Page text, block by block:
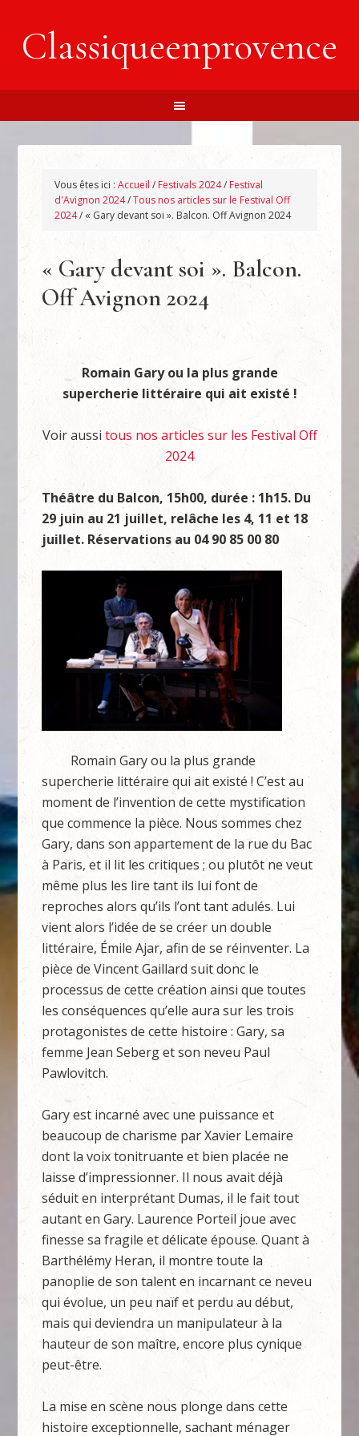
Classiqueenprovence
Vous êtes ici :Accueil / Festivals 2024/ Festival
d'Avignon 2024/Tous nos articles sur le Festival Off
2024/ « Gary devant soi ». Balcon. Off Avignon 2024
« Gary devant soi ». Balcon.
Off Avignon 2024
Romain Gary ou la plus grande
supercherie littéraire qui ait existé !
Voir aussi tous nos articles sur les Festival Off
2024
Théâtre du Balcon, 15h00, durée : 1h15. Du
29 juin au 21 juillet, relâche les 4, 11 et 18
juillet. Réservations au 04 90 85 00 80
Romain Gary ou la plus grande
supercherie littéraire qui ait existé ! C’est au
moment de l’invention de cette mystification
que commence la pièce. Nous sommes chez
Gary, dans son appartement de la rue du Bac
à Paris, et il lit les critiques ; ou plutôt ne veut
même plus les lire tant ils lui font de
reproches alors qu’ils l’ont tant adulés. Lui
vient alors l’idée de se créer un double
littéraire, Émile Ajar, afin de se réinventer. La
pièce de Vincent Gaillard suit donc le
processus de cette création ainsi que toutes
les conséquences qu’elle aura sur les trois
protagonistes de cette histoire : Gary, sa
femme Jean Seberg et son neveu Paul
Pawlovitch.
Gary est incarné avec une puissance et
beaucoup de charisme par Xavier Lemaire
dont la voix tonitruante et bien placée ne
laisse d’impressionner. Il nous avait déjà
séduit en interprétant Dumas, il le fait tout
autant en Gary. Laurence Porteil joue avec
finesse sa fragile et délicate épouse. Quant à
Barthélémy Heran, il montre toute la
panoplie de son talent en incarnant ce neveu
qui évolue, un peu naïf et perdu au début,
mais qui deviendra un manipulateur à la
hauteur de son maître, encore plus cynique
peut-être.
La mise en scène nous plonge dans cette
histoire exceptionnelle, sachant ménager